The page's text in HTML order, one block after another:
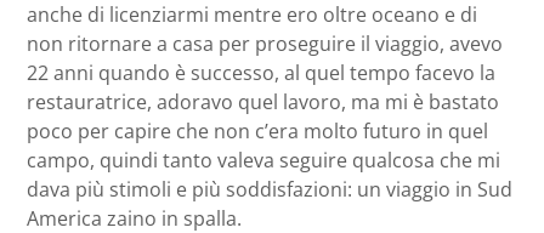
anche di licenziarmi mentre ero oltre oceano e di
non ritornare a casa per proseguire il viaggio, avevo
22 anni quando è successo, al quel tempo facevo la
restauratrice, adoravo quel lavoro, ma mi è bastato
poco per capire che non c’era molto futuro in quel
campo, quindi tanto valeva seguire qualcosa che mi
dava più stimoli e più soddisfazioni: un viaggio in Sud
America zaino in spalla.